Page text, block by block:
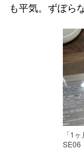
も平気。ずぼら
「1
SE06